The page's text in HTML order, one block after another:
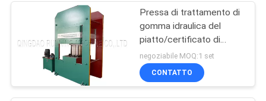
Macchina di gomma
dell'espulsore
dell'alimentazione
fredda
Pressa di trattamento di
gomma idraulica del
piatto/certificato di
vulcanizzazione dello
SGS della stampa
negoziabile MOQ:1 set
CONTATTO